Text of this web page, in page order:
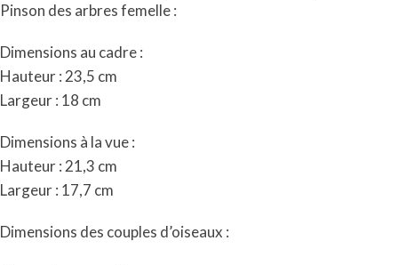
Pinson des arbres femelle :
Dimensions au cadre :
Hauteur : 23,5 cm
Largeur : 18 cm
Dimensions à la vue :
Hauteur : 21,3 cm
Largeur : 17,7 cm
Dimensions des couples d’oiseaux :